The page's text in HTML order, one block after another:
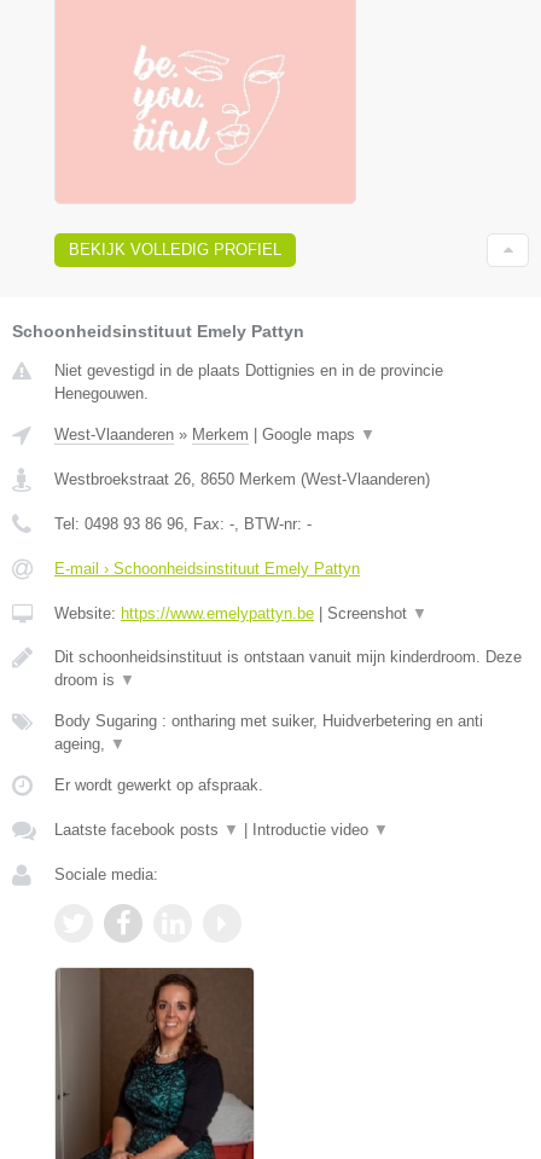
BEKIJK VOLLEDIG PROFIEL
Schoonheidsinstituut Emely Pattyn
Niet gevestigd in de plaats Dottignies en in de provincie
Henegouwen.
West-Vlaanderen » Merkem Google maps ▼
Westbroekstraat 26, 8650 Merkem (West-Vlaanderen)
Tel: 0498 93 86 96, Fax: -, BTW-nr: -
E-mail › Schoonheidsinstituut Emely Pattyn
Website: https://www.emelypattyn.be Screenshot ▼
Dit schoonheidsinstituut is ontstaan vanuit mijn kinderdroom. Deze
droom is ▼
Body Sugaring : ontharing met suiker, Huidverbetering en anti
ageing, ▼
Er wordt gewerkt op afspraak.
Laatste facebook posts ▼ Introductie video ▼
Sociale media: